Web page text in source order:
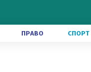
ПРАВО СПОРТ